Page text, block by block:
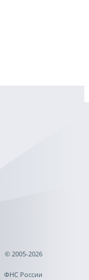
© 2005-2026
ФНС России